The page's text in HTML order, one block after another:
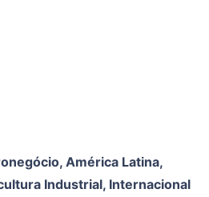
, América Latina,
Industrial, Internacional